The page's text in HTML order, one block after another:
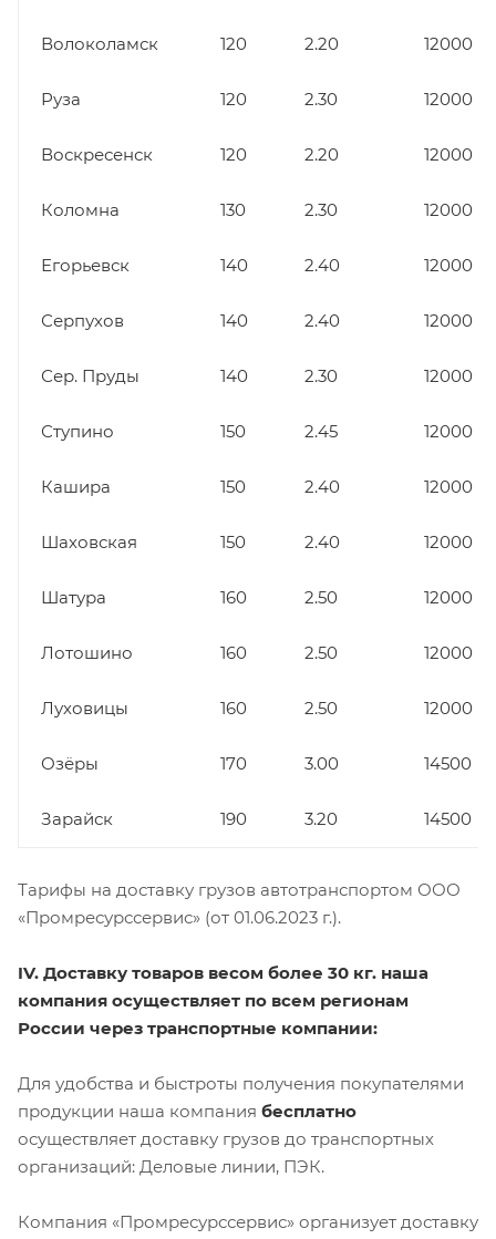
Волоколамск 120 2.20 12000
Руза 120 2.30 12000
Воскресенск 120 2.20 12000
Коломна 130 2.30 12000
Егорьевск 140 2.40 12000
Серпухов 140 2.40 12000
Сер. Пруды 140 2.30 12000
Ступино 150 2.45 12000
Кашира 150 2.40 12000
Шаховская 150 2.40 12000
Шатура 160 2.50 12000
Лотошино 160 2.50 12000
Луховицы 160 2.50 12000
Озёры 170 3.00 14500
Зарайск 190 3.20 14500
Тарифы на доставку грузов автотранспортом ООО
«Промресурссервис» (от 01.06.2023 г.).
IV. Доставку товаров весом более 30 кг. наша
компания осуществляет по всем регионам
России через транспортные компании:
Для удобства и быстроты получения покупателями
продукции наша компания бесплатно
осуществляет доставку грузов до транспортных
организаций: Деловые линии, ПЭК.
Компания «Промресурссервис» организует доставку